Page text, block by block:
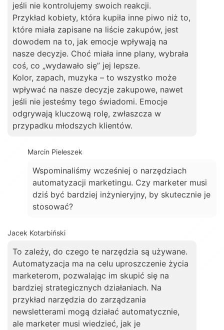
jeśli nie kontrolujemy swoich reakcji.
Przykład kobiety, która kupiła inne piwo niż to,
które miała zapisane na liście zakupów, jest
dowodem na to, jak emocje wpływają na
nasze decyzje. Choć miała inne plany, wybrała
coś, co „wydawało się” jej lepsze.
Kolor, zapach, muzyka – to wszystko może
wpływać na nasze decyzje zakupowe, nawet
jeśli nie jesteśmy tego świadomi. Emocje
odgrywają kluczową rolę, zwłaszcza w
przypadku młodszych klientów.
Marcin Pieleszek
Wspominaliśmy wcześniej o narzędziach
automatyzacji marketingu. Czy marketer musi
dziś być bardziej inżynieryjny, by skutecznie je
stosować?
Jacek Kotarbiński
To zależy, do czego te narzędzia są używane.
Automatyzacja ma na celu uproszczenie życia
marketerom, pozwalając im skupić się na
bardziej strategicznych działaniach. Na
przykład narzędzia do zarządzania
newsletterami mogą działać automatycznie,
ale marketer musi wiedzieć, jak je